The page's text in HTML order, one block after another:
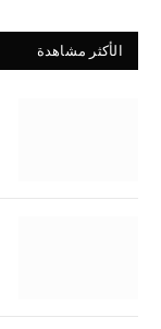
الأكثر مشاهدة